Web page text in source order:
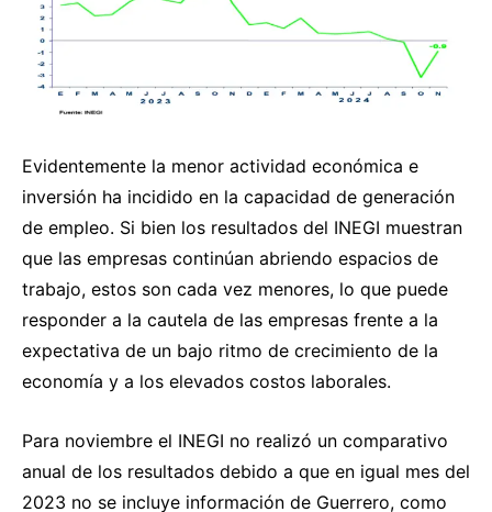
Evidentemente la menor actividad económica e
inversión ha incidido en la capacidad de generación
de empleo. Si bien los resultados del INEGI muestran
que las empresas continúan abriendo espacios de
trabajo, estos son cada vez menores, lo que puede
responder a la cautela de las empresas frente a la
expectativa de un bajo ritmo de crecimiento de la
economía y a los elevados costos laborales.
Para noviembre el INEGI no realizó un comparativo
anual de los resultados debido a que en igual mes del
2023 no se incluye información de Guerrero, como